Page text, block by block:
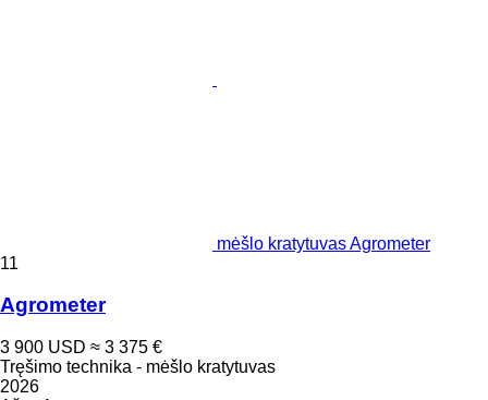
mėšlo kratytuvas Agrometer
11
Agrometer
3 900 USD ≈ 3 375 €
Tręšimo technika - mėšlo kratytuvas
2026